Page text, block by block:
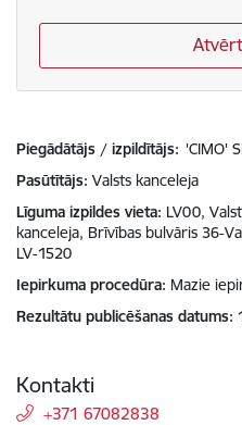
Piegādātājs / izpildītājs: 'CIMO'
Pasūtītājs Valsts kanceleja
Līguma izpildes vieta LV00,
kanceleja, Brīvības bulvāris 36-
LV-1520
Iepirkuma procedūra Mazie
Rezultātu publicēšanas datums
Kontakti
+371 67082838